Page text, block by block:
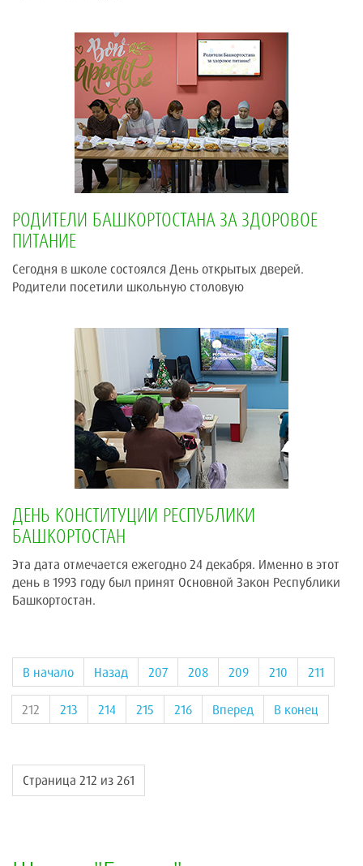
РОДИТЕЛИ БАШКОРТОСТАНА ЗА ЗДОРОВОЕ
ПИТАНИЕ
Сегодня в школе состоялся День открытых дверей.
Родители посетили школьную столовую
ДЕНЬ КОНСТИТУЦИИ РЕСПУБЛИКИ
БАШКОРТОСТАН
Эта дата отмечается ежегодно 24 декабря. Именно в этот
день в 1993 году был принят Основной Закон Республики
Башкортостан.
В начало Назад 207 208 209 210 211
212 213 214 215 216 Вперед В конец
Страница 212 из 261